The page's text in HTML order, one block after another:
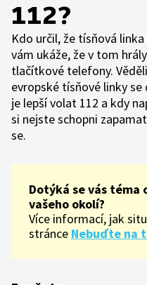
112?
Kdo určil, že tísňová
vám ukáže, že v tom
tlačítkové telefony.
evropské tísňové linky
je lepší volat 112 a kdy
si nejste schopni
se.
Dotýká se vás téma
vašeho okolí?
Více informací, jak
stránce Nebuďte na